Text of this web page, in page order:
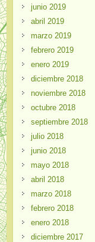
junio 2019
abril 2019
marzo 2019
febrero 2019
enero 2019
diciembre 2018
noviembre 2018
octubre 2018
septiembre 2018
julio 2018
junio 2018
mayo 2018
abril 2018
marzo 2018
febrero 2018
enero 2018
diciembre 2017